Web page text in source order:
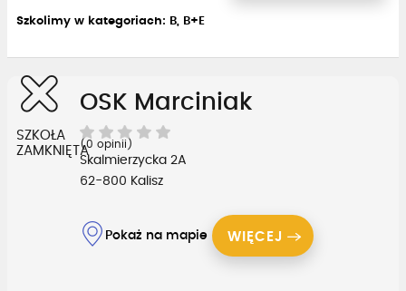
Szkolimy w kategoriach: B, B+E
SZKOŁA
ZAMKNIĘTA
OSK Marciniak
(0 opinii)
Skalmierzycka 2A
62-800 Kalisz
Pokaż na mapie WIĘCEJ